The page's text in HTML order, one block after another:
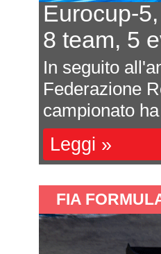
Eurocup-
8 team, 5
In seguito
Federazione
campionato
Leggi »
FIA